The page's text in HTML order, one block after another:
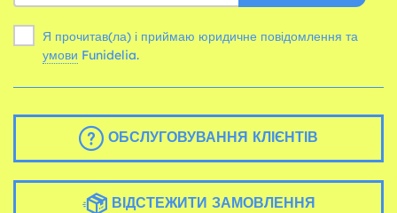
Я прочитав(ла) і приймаю юридичне повідомлення та
умови Funidelia.
ОБСЛУГОВУВАННЯ КЛІЄНТІВ
ВІДСТЕЖИТИ ЗАМОВЛЕННЯ